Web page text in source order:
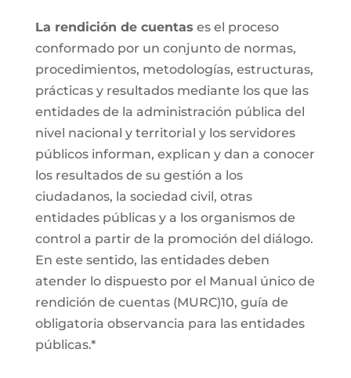
La rendición de cuentas es el proceso
conformado por un conjunto de normas,
procedimientos, metodologías, estructuras,
prácticas y resultados mediante los que las
entidades de la administración pública del
nivel nacional y territorial y los servidores
públicos informan, explican y dan a conocer
los resultados de su gestión a los
ciudadanos, la sociedad civil, otras
entidades públicas y a los organismos de
control a partir de la promoción del diálogo.
En este sentido, las entidades deben
atender lo dispuesto por el Manual único de
rendición de cuentas (MURC)10, guía de
obligatoria observancia para las entidades
públicas.*